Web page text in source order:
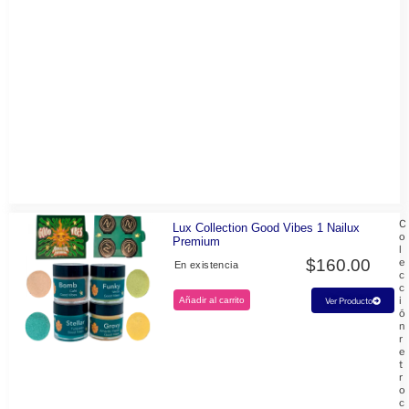
Lux Collection Good Vibes 1 Nailux
Premium
En existencia $160.00
Añadir al carrito Ver Producto
C
o
l
e
c
c
i
ó
n
r
e
t
r
o
c